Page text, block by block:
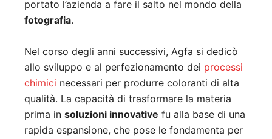
portato l’azienda a fare il salto nel mondo della
fotografia.
Nel corso degli anni successivi, Agfa si dedicò
allo sviluppo e al perfezionamento dei processi
chimici necessari per produrre coloranti di alta
qualità. La capacità di trasformare la materia
prima in soluzioni innovative fu alla base di una
rapida espansione, che pose le fondamenta per